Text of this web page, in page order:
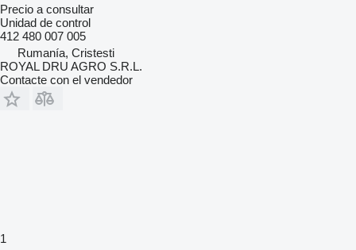
Precio a consultar
Unidad de control
412 480 007 005
Rumanía, Cristesti
ROYAL DRU AGRO S.R.L.
Contacte con el vendedor
1